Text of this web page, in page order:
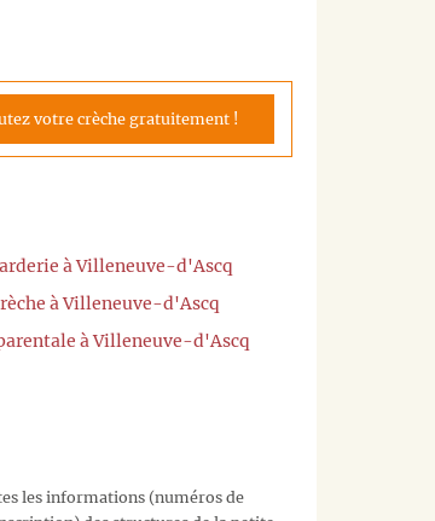
votre crèche gratuitement !
à Villeneuve-d'Ascq
à Villeneuve-d'Ascq
à Villeneuve-d'Ascq
les informations (numéros de